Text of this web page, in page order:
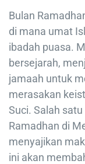
Bulan
di mana umat
ibadah puasa.
bersejarah,
jamaah untuk
merasakan
Suci. Salah
Ramadhan di
menyajikan
ini akan